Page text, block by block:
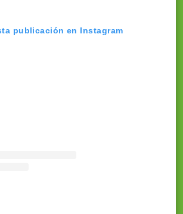
publicación en Instagram